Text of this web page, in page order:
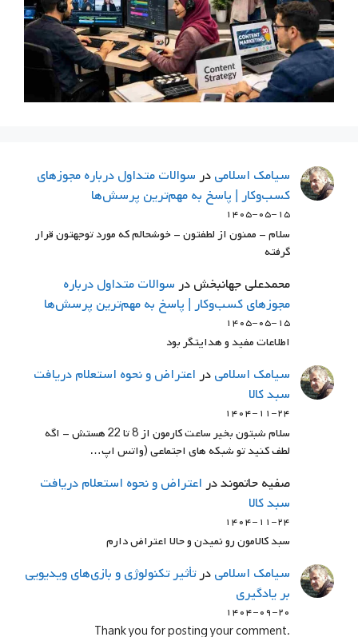
سيامك اسلاميدرسوالات متداول درباره مجوزهای
کسب‌وکار | پاسخ به مهم‌ترین پرسش‌ها
۱۴۰۵-۰۵-۱۵
سلام - ممنون از لطفتون - خوشحالم که مورد توجهتون قرار
گرفته
محمدعلی جهانبخشدرسوالات متداول درباره
مجوزهای کسب‌وکار | پاسخ به مهم‌ترین پرسش‌ها
۱۴۰۵-۰۵-۱۵
اطلاعات مفید و هدایتگر بود
سيامك اسلاميدراعتراض و نحوه استعلام دریافت
سبد کالا
۱۴۰۴-۱۱-۲۴
سلام شبتون بخیر ساعت کارمون از 8 تا 22 هستش - اگه
لطف کنید تو شبکه های اجتماعی (واتس اپ…
صفیه حاتمونددراعتراض و نحوه استعلام دریافت
سبد کالا
۱۴۰۴-۱۱-۲۴
سبد کالامون رو نمیدن و حالا اعتراض دارم
سيامك اسلاميدرتأثیر تکنولوژی و بازی‌های ویدیویی
بر یادگیری
۱۴۰۴-۰۹-۲۰
.Thank you for posting your comment